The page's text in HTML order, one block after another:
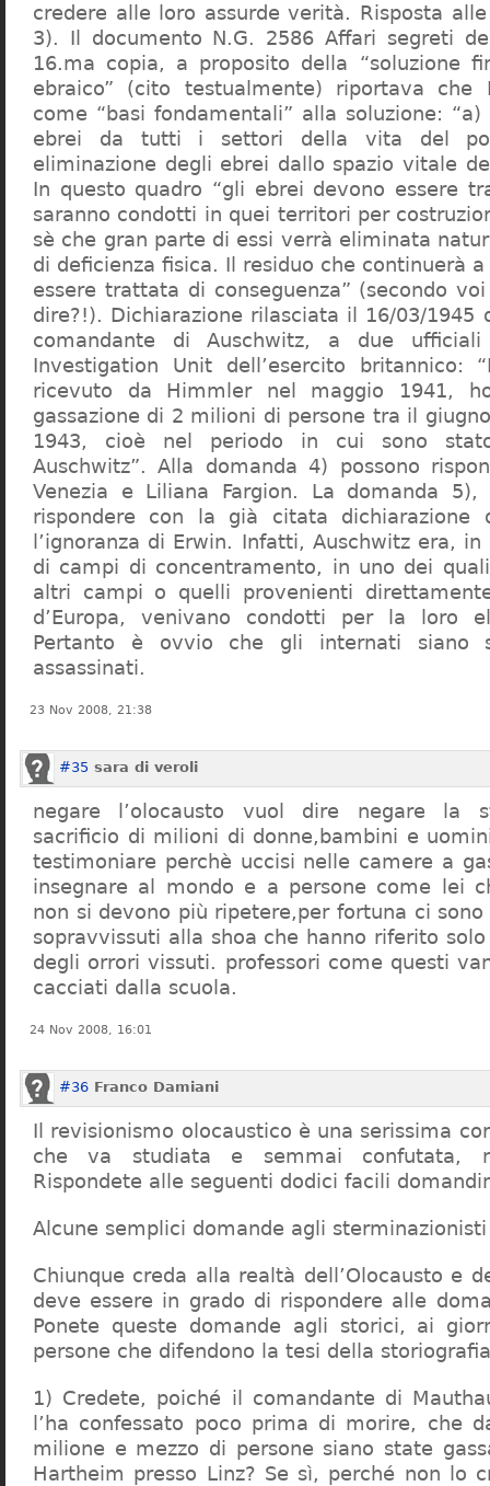
credere alle loro assurde verità. Risposta
3). Il documento N.G. 2586 Affari segreti
16.ma copia, a proposito della “soluzione
ebraico” (cito testualmente) riportava che
come “basi fondamentali” alla soluzione:
ebrei da tutti i settori della vita del
eliminazione degli ebrei dallo spazio vitale
In questo quadro “gli ebrei devono essere
saranno condotti in quei territori per
sè che gran parte di essi verrà eliminata
di deficienza fisica. Il residuo che continuerà
essere trattata di conseguenza” (secondo
dire?!). Dichiarazione rilasciata il 16/03/1945
comandante di Auschwitz, a due
Investigation Unit dell’esercito britannico:
ricevuto da Himmler nel maggio 1941,
gassazione di 2 milioni di persone tra il
1943, cioè nel periodo in cui sono
Auschwitz”. Alla domanda 4) possono
Venezia e Liliana Fargion. La domanda
rispondere con la già citata dichiarazione
l’ignoranza di Erwin. Infatti, Auschwitz era,
di campi di concentramento, in uno dei
altri campi o quelli provenienti
d’Europa, venivano condotti per la loro
Pertanto è ovvio che gli internati siano
assassinati.
23 Nov 2008, 21:38
#35 sara di veroli
negare l’olocausto vuol dire negare la
sacrificio di milioni di donne,bambini e
testimoniare perchè uccisi nelle camere a
insegnare al mondo e a persone come lei
non si devono più ripetere,per fortuna ci
sopravvissuti alla shoa che hanno riferito
degli orrori vissuti. professori come questi
cacciati dalla scuola.
24 Nov 2008, 16:01
#36 Franco Damiani
Il revisionismo olocaustico è una serissima
che va studiata e semmai confutata,
Rispondete alle seguenti dodici facili
Alcune semplici domande agli sterminazionisti
Chiunque creda alla realtà dell’Olocausto e
deve essere in grado di rispondere alle
Ponete queste domande agli storici, ai
persone che difendono la tesi della
1) Credete, poiché il comandante di
l’ha confessato poco prima di morire, che
milione e mezzo di persone siano state
Hartheim presso Linz? Se sì, perché non lo